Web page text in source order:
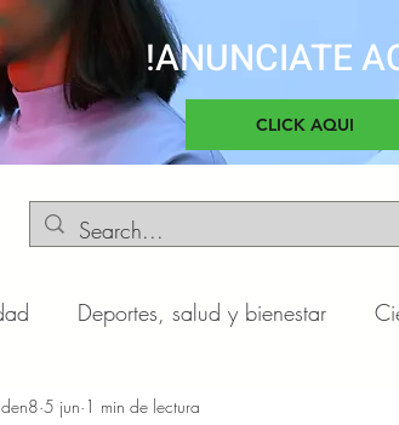
!ANUNCIATE
CLICK AQUI
Deportes, salud y bienestar
Negocios y Emprendimientos
5 jun 1 min de lectura